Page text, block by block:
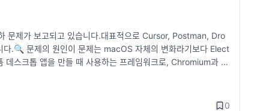
문제가 보고되고 있습니다.대표적으로 Cursor, Postman, Dro
.🔍 문제의 원인이 문제는 macOS 자체의 변화라기보다 Elect
데스크톱 앱을 만들 때 사용하는 프레임워크로, Chromium과 N
: Electron 패치 업데이트다행히도 문제를 해결할 수 있는 패치
상)을 적용하여 다시 빌드하면 대부분의 성능 문제가 해결됩니0